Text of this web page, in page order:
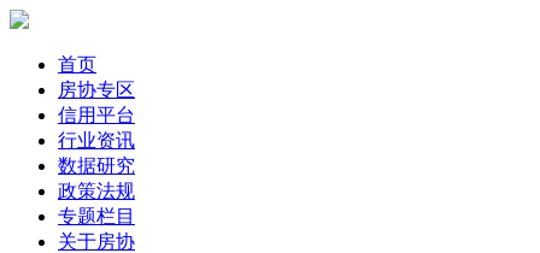
首页
房协专区
信用平台
行业资讯
数据研究
政策法规
专题栏目
关于房协